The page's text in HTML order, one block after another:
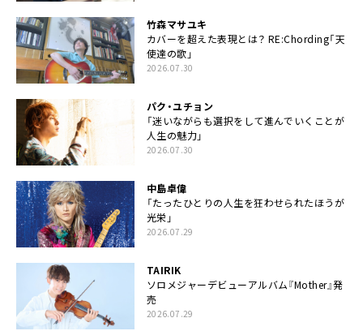
竹森マサユキ
カバーを超えた表現とは？ RE:Chording「天
使達の歌」
2026.07.30
パク・ユチョン
「迷いながらも選択をして進んでいくことが
人生の魅力」
2026.07.30
中島卓偉
「たったひとりの人生を狂わせられたほうが
光栄」
2026.07.29
TAIRIK
ソロメジャーデビューアルバム『Mother』発
売
2026.07.29